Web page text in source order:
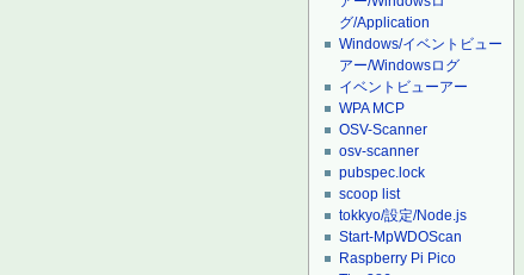
グ/Application
Windows/イベントビュー
アー/Windowsログ
イベントビューアー
WPA MCP
OSV-Scanner
osv-scanner
pubspec.lock
scoop list
tokkyo/設定/Node.js
Start-MpWDOScan
Raspberry Pi Pico